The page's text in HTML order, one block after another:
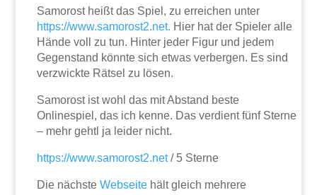
Samorost heißt das Spiel, zu erreichen unter
https://www.samorost2.net. Hier hat der Spieler alle
Hände voll zu tun. Hinter jeder Figur und jedem
Gegenstand könnte sich etwas verbergen. Es sind
verzwickte Rätsel zu lösen.
Samorost ist wohl das mit Abstand beste
Onlinespiel, das ich kenne. Das verdient fünf Sterne
– mehr gehtl ja leider nicht.
https://www.samorost2.net/ 5 Sterne
Die nächsteWebseite hält gleich mehrere